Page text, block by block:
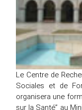
Le Centre de
Sociales et de
organisera une
sur la Santé” au